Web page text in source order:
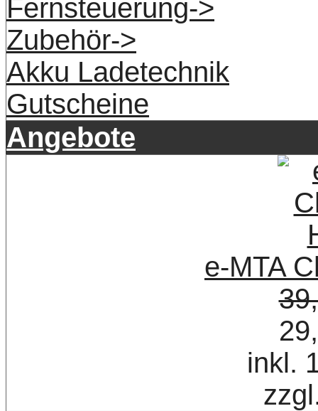
Fernsteuerung->
Zubehör->
Akku Ladetechnik
Gutscheine
Angebote
e-MTA
inkl.